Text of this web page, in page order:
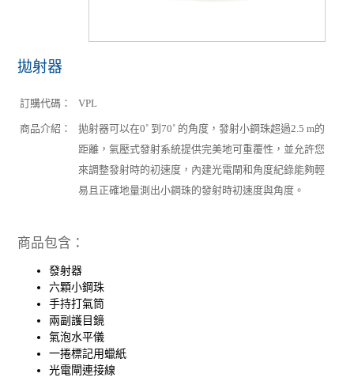
拋射器
訂購代碼： VPL
商品介紹：
拋射器可以在0˚ 到70˚ 的角度，發射小鋼珠超過2.5 m的
距離，氣壓式發射系統提供完美地可重覆性，並允許您
來調整發射時的初速度，內建光電閘和角度紀錄能夠輕
易且正確地量測出小鋼珠的發射時初速度與角度。
商品包含：
發射器
六顆小鋼珠
手持打氣筒
兩副護目鏡
氣泡水平儀
一捲標記用蠟紙
光電閘連接線